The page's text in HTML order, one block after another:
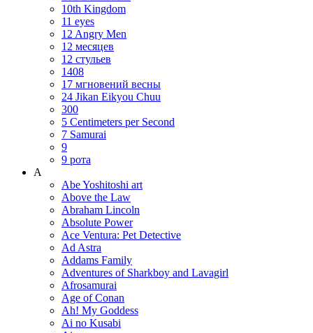
10th Kingdom
11 eyes
12 Angry Men
12 месяцев
12 стульев
1408
17 мгновений весны
24 Jikan Eikyou Chuu
300
5 Centimeters per Second
7 Samurai
9
9 рота
A
Abe Yoshitoshi art
Above the Law
Abraham Lincoln
Absolute Power
Ace Ventura: Pet Detective
Ad Astra
Addams Family
Adventures of Sharkboy and Lavagirl
Afrosamurai
Age of Conan
Ah! My Goddess
Ai no Kusabi